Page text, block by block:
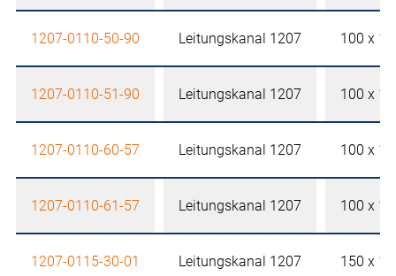
1207-0110-50-90 Leitungskanal 1207 100 x
1207-0110-51-90 Leitungskanal 1207 100 x
1207-0110-60-57 Leitungskanal 1207 100 x
1207-0110-61-57 Leitungskanal 1207 100 x
1207-0115-30-01 Leitungskanal 1207 150 x